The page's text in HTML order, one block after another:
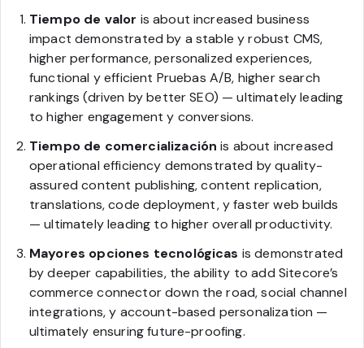
Tiempo de valor is about increased business
impact demonstrated by a stable y robust CMS,
higher performance, personalized experiences,
functional y efficient Pruebas A/B, higher search
rankings (driven by better SEO) — ultimately leading
to higher engagement y conversions.
Tiempo de comercialización is about increased
operational efficiency demonstrated by quality-
assured content publishing, content replication,
translations, code deployment, y faster web builds
— ultimately leading to higher overall productivity.
Mayores opciones tecnológicas is demonstrated
by deeper capabilities, the ability to add Sitecore’s
commerce connector down the road, social channel
integrations, y account-based personalization —
ultimately ensuring future-proofing.